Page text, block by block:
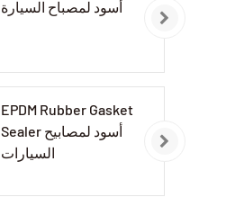
أسود لمصباح السيارة
EPDM Rubber Gasket
Sealer أسود لمصابيح
السيارات